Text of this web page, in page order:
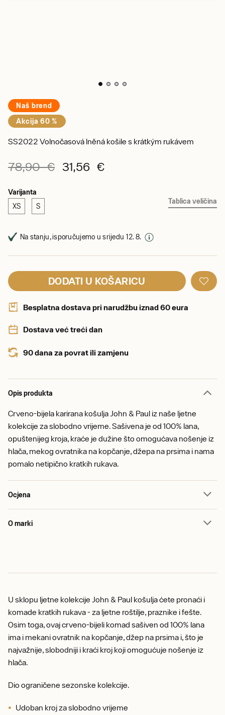
Naš brend
Akcija 60 %
SS2022 Volnočasová lněná košile s krátkým rukávem
78,90 € 31,56 €
Varijanta
XS S
Tablica veličina
Na stanju, isporučujemo u srijedu 12. 8.
DODATI U KOŠARICU
Besplatna dostava pri narudžbu iznad 60 eura
Dostava već treći dan
90 dana za povrat ili zamjenu
Opis produkta
Crveno-bijela karirana košulja John & Paul iz naše ljetne
kolekcije za slobodno vrijeme. Sašivena je od 100% lana,
opuštenijeg kroja, kraće je dužine što omogućava nošenje iz
hlača, mekog ovratnika na kopčanje, džepa na prsima i nama
pomalo netipično kratkih rukava.
Ocjena
O marki
U sklopu ljetne kolekcije John & Paul košulja ćete pronaći i
komade kratkih rukava - za ljetne roštilje, praznike i fešte.
Osim toga, ovaj crveno-bijeli komad sašiven od 100% lana
ima i mekani ovratnik na kopčanje, džep na prsima i, što je
najvažnije, slobodniji i kraći kroj koji omogućuje nošenje iz
hlača.
Dio ograničene sezonske kolekcije.
Udoban kroj za slobodno vrijeme